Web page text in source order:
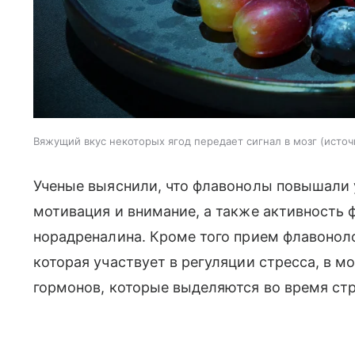
Вяжущий вкус некоторых ягод передает сигнал в мозг
Ученые выяснили, что флавонолы повышали
мотивация и внимание, а также активность
норадреналина. Кроме того прием
которая участвует в регуляции стресса, в
гормонов, которые выделяются во время